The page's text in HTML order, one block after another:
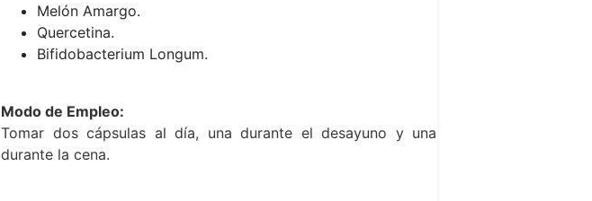
Melón Amargo.
Quercetina.
Bifidobacterium Longum.
Modo de Empleo:
Tomar dos cápsulas al día, una durante el desayuno y una
durante la cena.